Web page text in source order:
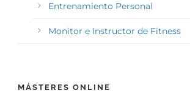
Entrenamiento Personal
Monitor e Instructor de Fitness
MÁSTERES ONLINE